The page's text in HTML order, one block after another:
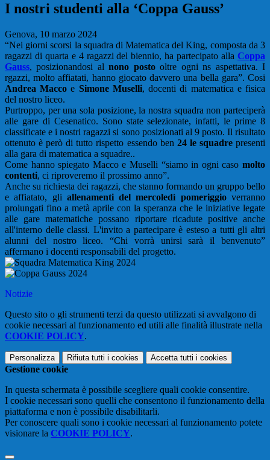
I nostri studenti alla ‘Coppa Gauss’
Genova, 10 marzo 2024
“Nei giorni scorsi la squadra di Matematica del King, composta da 3
ragazzi di quarta e 4 ragazzi del biennio, ha partecipato alla Coppa
Gauss, posizionandosi alnono postooltre ogni ns aspettativa. I
rgazzi, molto affiatati, hanno giocato davvero una bella gara”. Cosi
Andrea Macco e Simone Muselli, docenti di matematica e fisica
del nostro liceo.
Purtroppo, per una sola posizione, la nostra squadra non parteciperà
alle gare di Cesenatico. Sono state selezionate, infatti, le prime 8
classificate e i nostri ragazzi si sono posizionati al 9 posto. Il risultato
ottenuto è però di tutto rispetto essendo ben 24 le squadrepresenti
alla gara di matematica a squadre..
Come hanno spiegato Macco e Muselli “siamo in ogni caso molto
contenti, ci riproveremo il prossimo anno”.
Anche su richiesta dei ragazzi, che stanno formando un gruppo bello
e affiatato, gli allenamenti del mercoledì pomeriggioverranno
prolungati fino a metà aprile con la speranza che le iniziative legate
alle gare matematiche possano riportare ricadute positive anche
all'interno delle classi. L'invito a partecipare è esteso a tutti gli altri
alunni del nostro liceo. “Chi vorrà unirsi sarà il benvenuto”
affermano i docenti responsabili del progetto.
Notizie
Questo sito o gli strumenti terzi da questo utilizzati si avvalgono di
cookie necessari al funzionamento ed utili alle finalità illustrate nella
COOKIE POLICY.
Personalizza Rifiuta tutti i cookies Accetta tutti i cookies
Gestione cookie
In questa schermata è possibile scegliere quali cookie consentire.
I cookie necessari sono quelli che consentono il funzionamento della
piattaforma e non è possibile disabilitarli.
Per conoscere quali sono i cookie necessari al funzionamento potete
visionare la COOKIE POLICY.